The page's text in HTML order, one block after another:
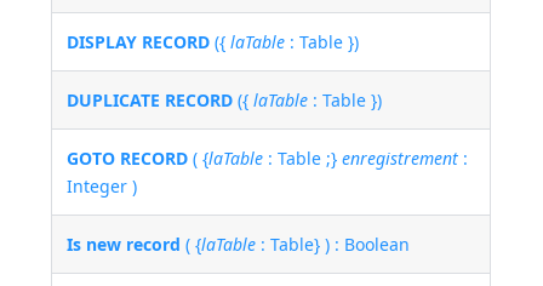
DISPLAY RECORD ({laTable : Table })
DUPLICATE RECORD ({laTable : Table })
GOTO RECORD ( {laTable : Table ;}enregistrement :
Integer )
Is new record ( {laTable : Table} ) : Boolean